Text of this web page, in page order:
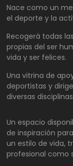
Nace como un
el deporte y la
Recogerá todas
propias del ser
vida y ser felices.
Una vitrina de
deportistas y
diversas
Un espacio
de inspiración
un estilo de vida,
profesional como